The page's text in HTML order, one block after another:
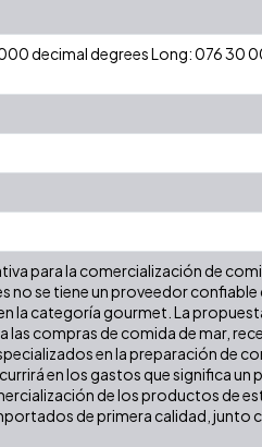
decimal degrees Long: 076 30
para la comercialización de
no se tiene un proveedor
la categoría gourmet. La
compras de comida de mar,
en la preparación de
en los gastos que significa
de los productos de
de primera calidad, junto